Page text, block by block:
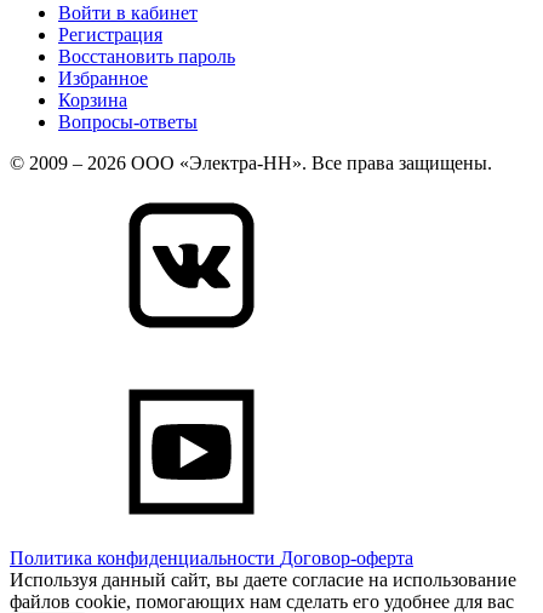
Войти в кабинет
Регистрация
Восстановить пароль
Избранное
Корзина
Вопросы-ответы
© 2009 – 2026 ООО «Электра-НН». Все права защищены.
Политика конфиденциальности Договор-оферта
Используя данный сайт, вы даете согласие на использование
файлов cookie, помогающих нам сделать его удобнее для вас